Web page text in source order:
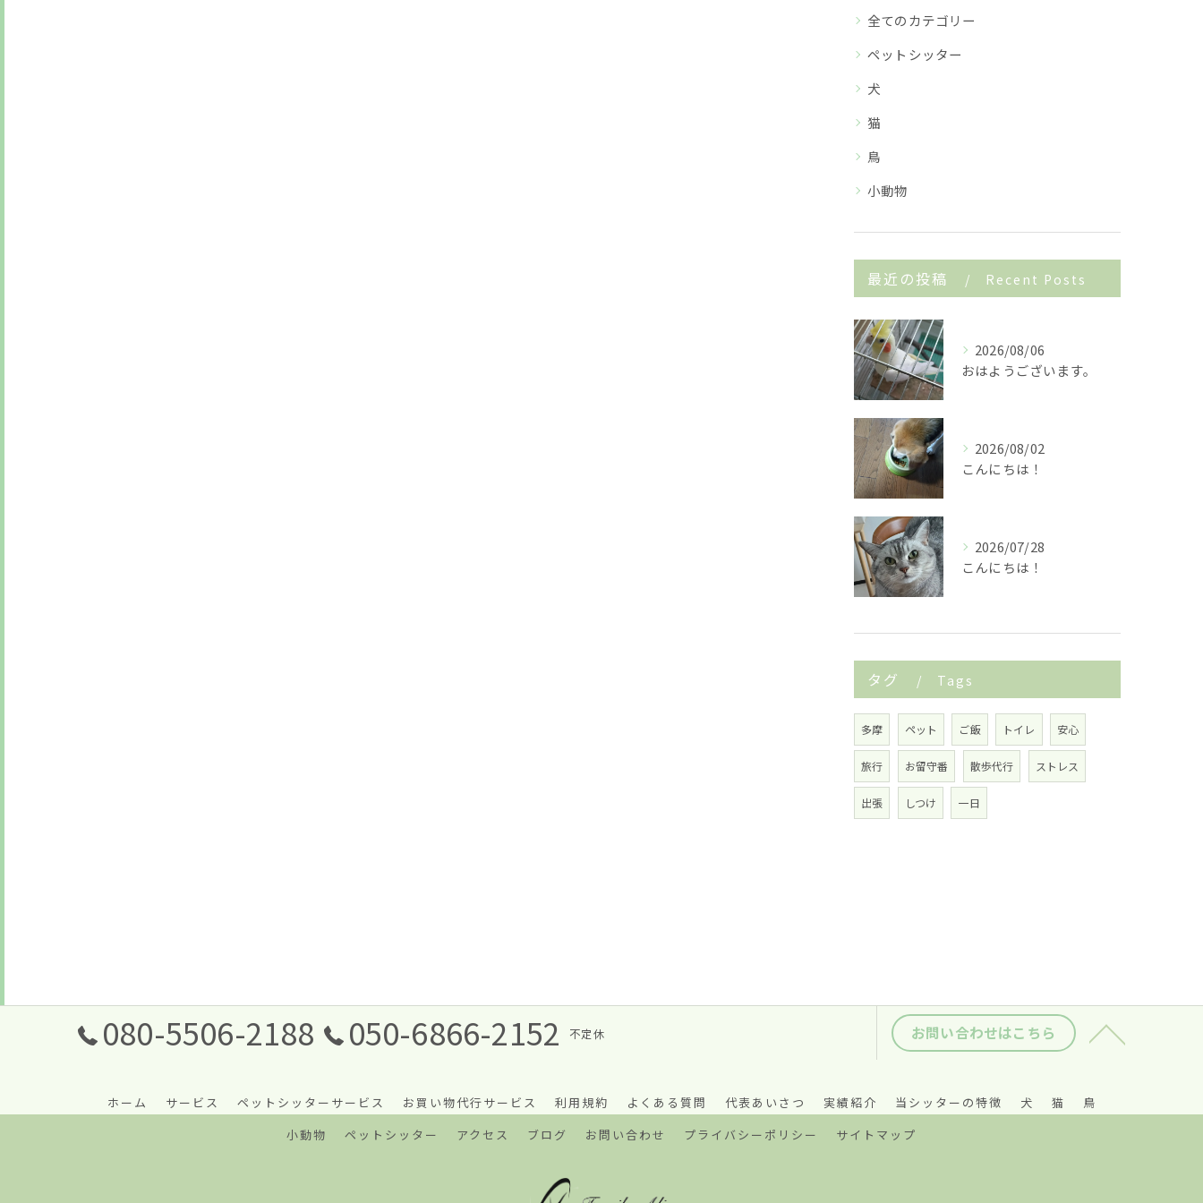
全てのカテゴリー
ペットシッター
犬
猫
鳥
小動物
最近の投稿 Recent Posts
2026/08/06
おはようございます。
2026/08/02
こんにちは！
2026/07/28
こんにちは！
タグ Tags
多摩 ペット ご飯 トイレ 安心
旅行 お留守番 散歩代行 ストレス
出張 しつけ 一日
080-5506-2188 050-6866-2152 不定休 お問い合わせはこちら
ホーム サービス ペットシッターサービス お買い物代行サービス 利用規約 よくある質問 代表あいさつ 実績紹介 当シッターの特徴 犬 猫
鳥
小動物
ペットシッター アクセス ブログ お問い合わせ プライバシーポリシー サイトマップ